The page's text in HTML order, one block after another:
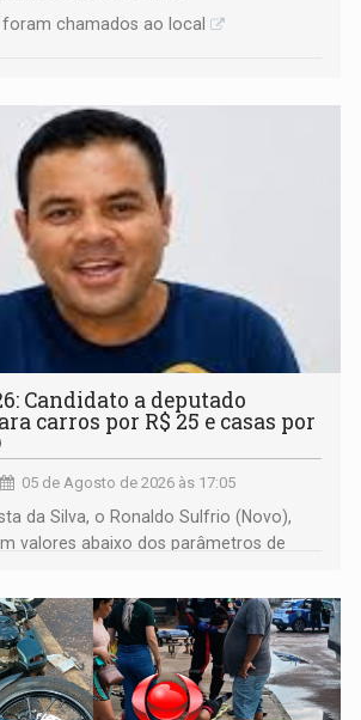
chamados ao local
Candidato a deputado
carros por R$ 25 e casas por
05 de Agosto de 2026 às 17:05
da Silva, o Ronaldo Sulfrio (Novo),
valores abaixo dos parâmetros de